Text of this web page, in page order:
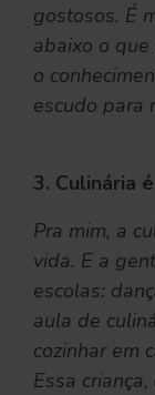
gostosos. É
abaixo o
o
escudo para
3. Culinária
Pra mim, a
vida. E a
escolas:
aula de
cozinhar em
Essa